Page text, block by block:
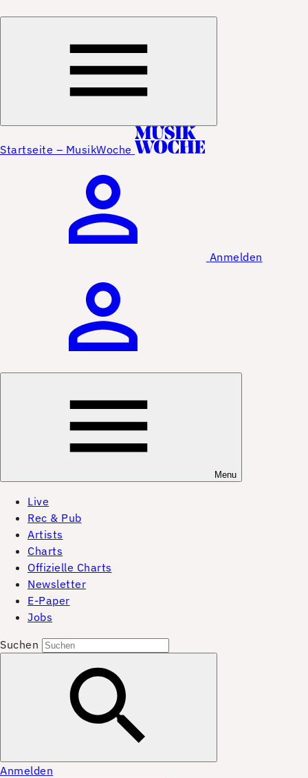
Startseite – MusikWoche
Anmelden
Menu
Live
Rec & Pub
Artists
Charts
Offizielle Charts
Newsletter
E-Paper
Jobs
Suchen
Anmelden